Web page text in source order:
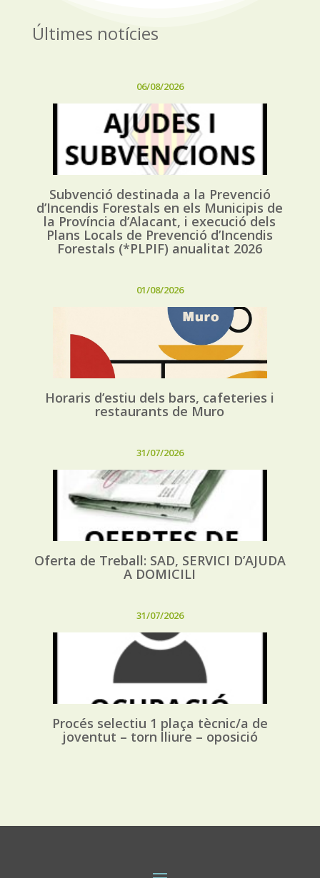
Últimes notícies
06/08/2026
Subvenció destinada a la Prevenció
d’Incendis Forestals en els Municipis de
la Província d’Alacant, i execució dels
Plans Locals de Prevenció d’Incendis
Forestals (*PLPIF) anualitat 2026
01/08/2026
Horaris d’estiu dels bars, cafeteries i
restaurants de Muro
31/07/2026
Oferta de Treball: SAD, SERVICI D’AJUDA
A DOMICILI
31/07/2026
Procés selectiu 1 plaça tècnic/a de
joventut – torn lliure – oposició